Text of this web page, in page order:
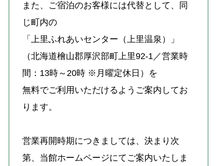
また、ご宿泊のお客様には代替として、同
じ町内の
「上里ふれあいセンター（上里温泉）」
（北海道檜山郡厚沢部町上里92-1／営業時
間：13時～20時 ※月曜定休日）を
無料でご利用いただけるようご案内してお
ります。
営業再開時期につきましては、決まり次
第、当館ホームページにてご案内いたしま